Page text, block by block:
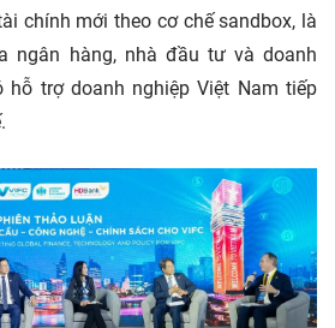
chính mới theo cơ chế sandbox, là
ngân hàng, nhà đầu tư và doanh
hỗ trợ doanh nghiệp Việt Nam tiếp